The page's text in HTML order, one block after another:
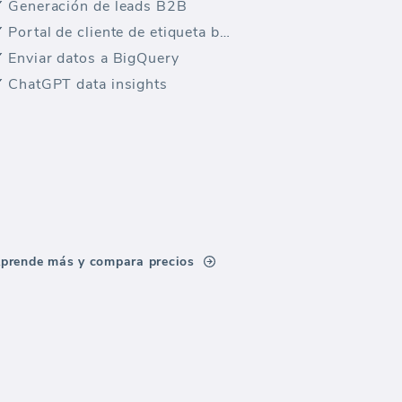
Generación de leads B2B
Portal de cliente de etiqueta blanca
Enviar datos a BigQuery
ChatGPT data insights
más y compara precios